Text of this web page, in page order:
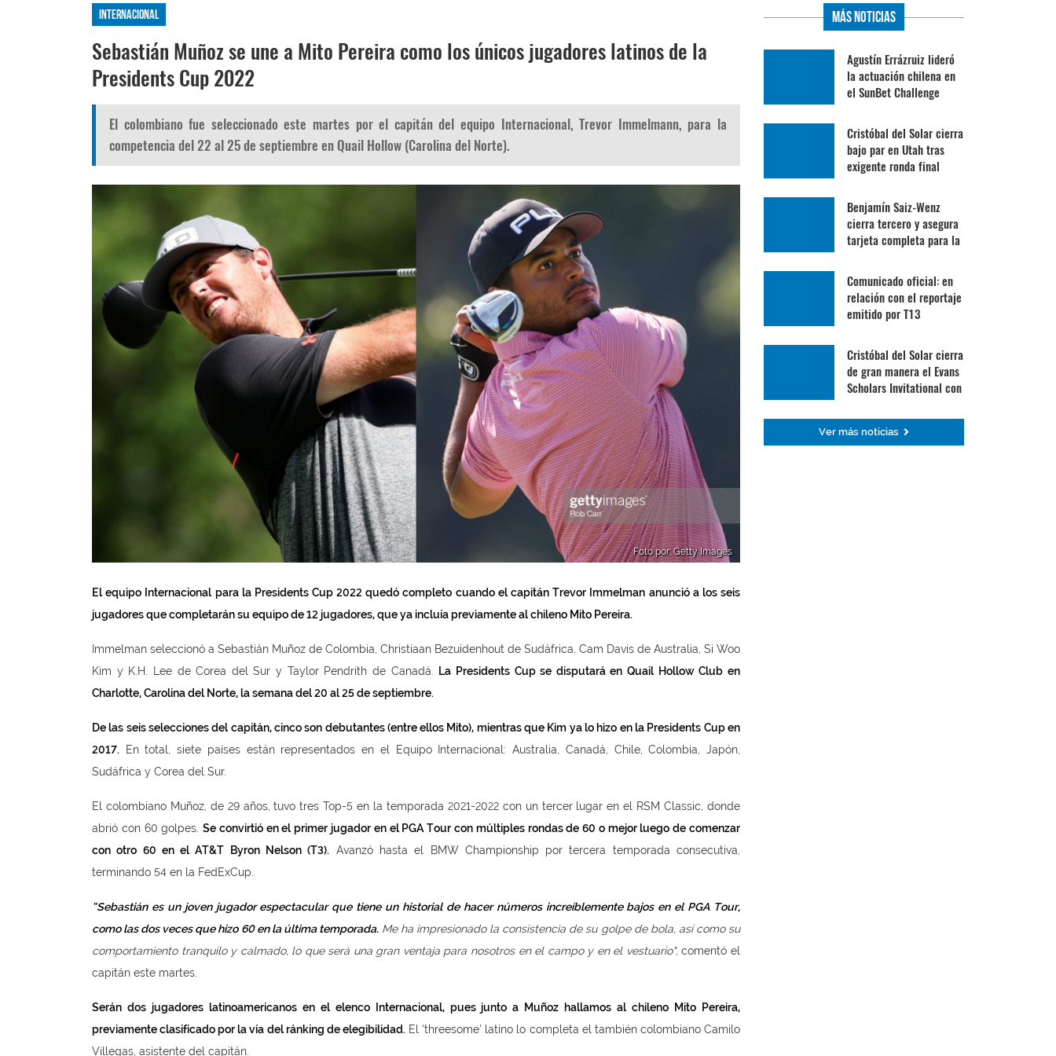
Internacional
Sebastián Muñoz se une a Mito Pereira como los únicos jugadores latinos de la
Presidents Cup 2022
El colombiano fue seleccionado este martes por el capitán del equipo Internacional, Trevor Immelmann, para la
competencia del 22 al 25 de septiembre en Quail Hollow (Carolina del Norte).
Foto por: Getty Images
El equipo Internacional para la Presidents Cup 2022 quedó completo cuando el capitán Trevor Immelman anunció a los seis
jugadores que completarán su equipo de 12 jugadores, que ya incluía previamente al chileno Mito Pereira.
Immelman seleccionó a Sebastián Muñoz de Colombia, Christiaan Bezuidenhout de Sudáfrica, Cam Davis de Australia, Si Woo
Kim y K.H. Lee de Corea del Sur y Taylor Pendrith de Canadá.
La Presidents Cup se disputará en Quail Hollow Club en
Charlotte, Carolina del Norte, la semana del 20 al 25 de septiembre.
De las seis selecciones del capitán, cinco son debutantes (entre ellos Mito), mientras que Kim ya lo hizo en la Presidents Cup en
2017. En total, siete países están representados en el Equipo Internacional: Australia, Canadá, Chile, Colombia, Japón,
Sudáfrica y Corea del Sur.
El colombiano Muñoz, de 29 años, tuvo tres Top-5 en la temporada 2021-2022 con un tercer lugar en el RSM Classic, donde
abrió con 60 golpes.Se convirtió en el primer jugador en el PGA Tour con múltiples rondas de 60 o mejor luego de comenzar
con otro 60 en el AT&T Byron Nelson (T3). Avanzó hasta el BMW Championship por tercera temporada consecutiva,
terminando 54 en la FedExCup.
“Sebastián es un joven jugador espectacular que tiene un historial de hacer números increíblemente bajos en el PGA Tour,
como las dos veces que hizo 60 en la última temporada.Me ha impresionado la consistencia de su golpe de bola, así como su
comportamiento tranquilo y calmado, lo que será una gran ventaja para nosotros en el campo y en el vestuario", comentó el
capitán este martes.
Serán dos jugadores latinoamericanos en el elenco Internacional, pues junto a Muñoz hallamos al chileno Mito Pereira,
previamente clasificado por la vía del ránking de elegibilidad. El ‘threesome’ latino lo completa el también colombiano Camilo
Villegas, asistente del capitán.
Más Noticias
Agustín Errázruiz lideró
la actuación chilena en
el SunBet Challenge
Cristóbal del Solar cierra
bajo par en Utah tras
exigente ronda final
Benjamín Saiz-Wenz
cierra tercero y asegura
tarjeta completa para la
Mexicana
Comunicado oficial: en
relación con el reportaje
emitido por T13
Cristóbal del Solar cierra
de gran manera el Evans
Scholars Invitational con
Ver más noticias